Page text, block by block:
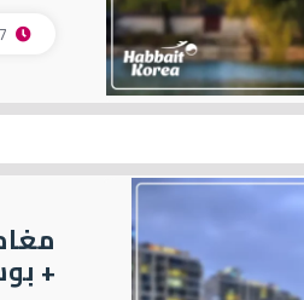
+ بوسان |